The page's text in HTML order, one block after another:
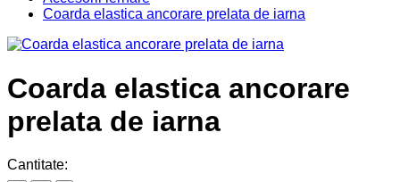
Coarda elastica ancorare prelata de iarna
Coarda elastica ancorare
prelata de iarna
Cantitate: